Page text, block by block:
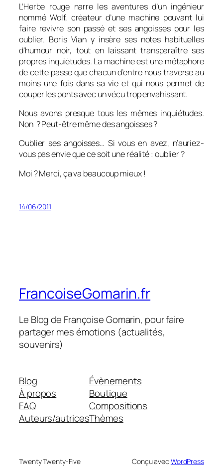
L’Herbe rouge narre les aventures d’un ingénieur
nommé Wolf, créateur d’une machine pouvant lui
faire revivre son passé et ses angoisses pour les
oublier. Boris Vian y insère ses notes habituelles
d’humour noir, tout en laissant transparaître ses
propres inquiétudes. La machine est une métaphore
de cette passe que chacun d’entre nous traverse au
moins une fois dans sa vie et qui nous permet de
couper les ponts avec un vécu trop envahissant.
Nous avons presque tous les mêmes inquiétudes.
Non ? Peut-être même des angoisses ?
Oublier ses angoisses… Si vous en avez, n’auriez-
vous pas envie que ce soit une réalité : oublier ?
Moi ? Merci, ça va beaucoup mieux !
14/06/2011
FrancoiseGomarin.fr
Le Blog de Françoise Gomarin, pour faire
partager mes émotions (actualités,
souvenirs)
Blog
À propos
FAQ
Auteurs/autrices
Évènements
Boutique
Compositions
Thèmes
Twenty Twenty-Five Conçu avec WordPress